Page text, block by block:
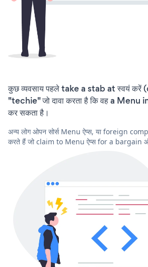
कुछ व्यवसाय पहले take a stab at स्वयं करें
"techie" जो दावा करता है कि वह a Menu
कर सकता है।
अन्य लोग ओपन सोर्स Menu ऐप्स, या foreign
करते हैं जो claim to Menu ऐप्स for a bargain